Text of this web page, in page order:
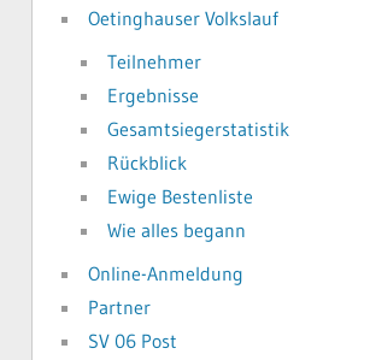
Oetinghauser Volkslauf
Teilnehmer
Ergebnisse
Gesamtsiegerstatistik
Rückblick
Ewige Bestenliste
Wie alles begann
Online-Anmeldung
Partner
SV 06 Post